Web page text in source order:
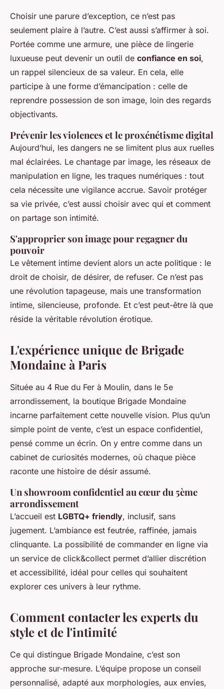
Choisir une parure d’exception, ce n’est pas
seulement plaire à l’autre. C’est aussi s’affirmer à soi.
Portée comme une armure, une pièce de lingerie
luxueuse peut devenir un outil de confiance en soi,
un rappel silencieux de sa valeur. En cela, elle
participe à une forme d’émancipation : celle de
reprendre possession de son image, loin des regards
objectivants.
Prévenir les violences et le proxénétisme digital
Aujourd’hui, les dangers ne se limitent plus aux ruelles
mal éclairées. Le chantage par image, les réseaux de
manipulation en ligne, les traques numériques : tout
cela nécessite une vigilance accrue. Savoir protéger
sa vie privée, c’est aussi choisir avec qui et comment
on partage son intimité.
S'approprier son image pour regagner du
pouvoir
Le vêtement intime devient alors un acte politique : le
droit de choisir, de désirer, de refuser. Ce n’est pas
une révolution tapageuse, mais une transformation
intime, silencieuse, profonde. Et c’est peut-être là que
réside la véritable révolution érotique.
L'expérience unique de Brigade
Mondaine à Paris
Située au 4 Rue du Fer à Moulin, dans le 5e
arrondissement, la boutique Brigade Mondaine
incarne parfaitement cette nouvelle vision. Plus qu’un
simple point de vente, c’est un espace confidentiel,
pensé comme un écrin. On y entre comme dans un
cabinet de curiosités modernes, où chaque pièce
raconte une histoire de désir assumé.
Un showroom confidentiel au cœur du 5ème
arrondissement
L’accueil est LGBTQ+ friendly, inclusif, sans
jugement. L’ambiance est feutrée, raffinée, jamais
clinquante. La possibilité de commander en ligne via
un service de click&collect permet d’allier discrétion
et accessibilité, idéal pour celles qui souhaitent
explorer ces univers à leur rythme.
Comment contacter les experts du
style et de l'intimité
Ce qui distingue Brigade Mondaine, c’est son
approche sur-mesure. L’équipe propose un conseil
personnalisé, adapté aux morphologies, aux envies,